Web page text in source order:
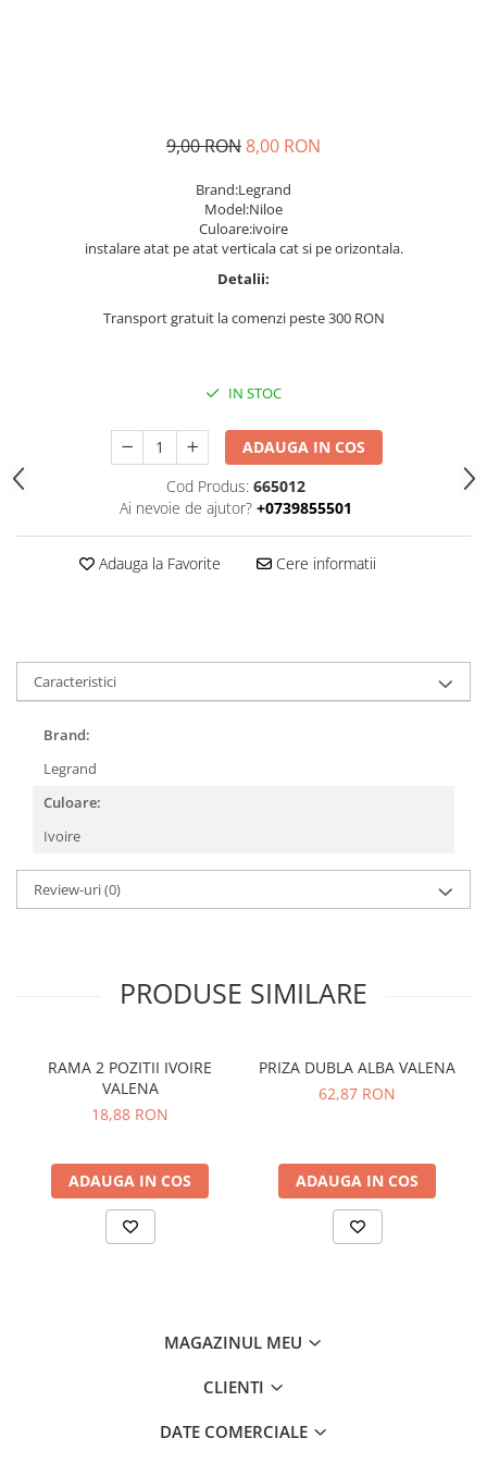
9,00 RON8,00 RON
Brand:Legrand
Model:Niloe
Culoare:ivoire
instalare atat pe atat verticala cat si pe orizontala.
Detalii:
Transport gratuit la comenzi peste 300 RON
IN STOC
ADAUGA IN COS
Cod Produs: 665012
Ai nevoie de ajutor? +0739855501
Adauga la Favorite Cere informatii
Caracteristici
Brand:
Legrand
Culoare:
Ivoire
Review-uri(0)
PRODUSE SIMILARE
RAMA 2 POZITII IVOIRE
VALENA
18,88 RON
ADAUGA IN COS
PRIZA DUBLA ALBA VALENA
62,87 RON
ADAUGA IN COS
MAGAZINUL MEU
CLIENTI
DATE COMERCIALE